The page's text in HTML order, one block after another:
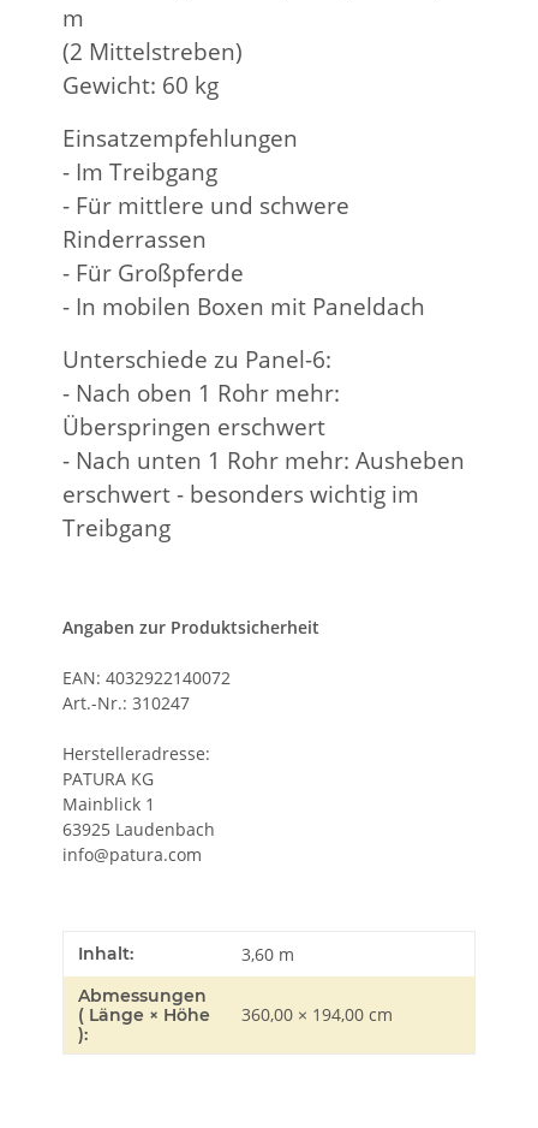
m
(2 Mittelstreben)
Gewicht: 60 kg
Einsatzempfehlungen
- Im Treibgang
- Für mittlere und schwere
Rinderrassen
- Für Großpferde
- In mobilen Boxen mit Paneldach
Unterschiede zu Panel-6:
- Nach oben 1 Rohr mehr:
Überspringen erschwert
- Nach unten 1 Rohr mehr: Ausheben
erschwert - besonders wichtig im
Treibgang
Angaben zur Produktsicherheit
EAN: 4032922140072
Art.-Nr.: 310247
Herstelleradresse:
PATURA KG
Mainblick 1
63925 Laudenbach
info@patura.com
Inhalt: 3,60 m
Abmessungen
( Länge × Höhe
):
360,00 × 194,00 cm